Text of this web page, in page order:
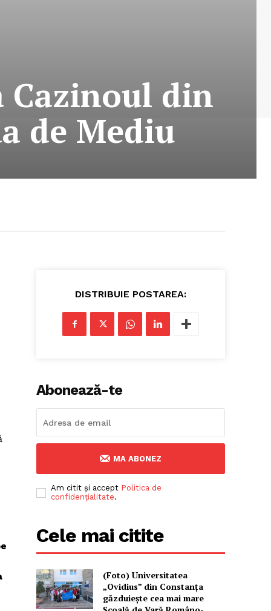
Cazinoul din
de Mediu
DISTRIBUIE POSTAREA:
Abonează-te
MA ABONEZ
Am citit și accept Politica de
confidențialitate.
Cele mai citite
(Foto) Universitatea
„Ovidius” din Constanța
găzduiește cea mai mare